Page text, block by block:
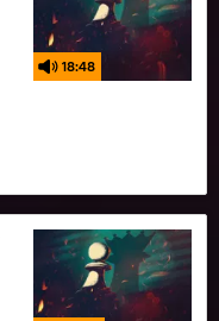
18:48